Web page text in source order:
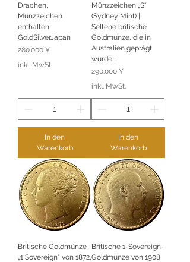
Drachen,
Münzzeichen
enthalten |
GoldSilverJapan
Preis
280.000 ¥
inkl. MwSt.
In den
Warenkorb
Münzzeichen „S“
(Sydney Mint) |
Seltene britische
Goldmünze, die in
Australien geprägt
wurde |
Preis
290.000 ¥
inkl. MwSt.
In den
Warenkorb
Britische Goldmünze
„1 Sovereign“ von 1872,
Britische 1-Sovereign-
Goldmünze von 1908,